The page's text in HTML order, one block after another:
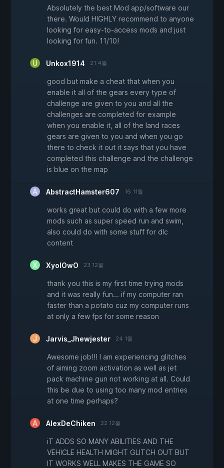
Absolutely the best Mod app/software our
there. Would HIGHLY recommend to anyone
looking for easy-to-access mods and just
looking for fun. 11/10!
Unkox1914 21 4월
good but make a cheat that when you
enable it all of the gears every type of
challenge are given to you and all the
challenges are completed for example
when you enable it, all of the land races
gears are given to you and when you go
there to check it out it says that you have
completed this challenge and the challenge
is blue on the map
AbstractHamster607 16 11월
works great but could do with a few more
mods such as super speed run and swim,
also could do with some stuff for dlc
content
XyolOwO 23 12월
thank you this is my first time trying mods
and it was really fun... if my computer ran
faster than a potato cuz my computer runs
at only a few fps for some reason
Jarvis_Jhewjester 24 1월
Awesome job!!! I am experiencing glitches
of aiming zoom activation as well as jet
pack machine gun not working at all. Could
this be due to using too many mod entries
at one time perhaps?
AlexDeChiken 22 12월
iT ADDS SO MANY ABILITIES AND THE
VEHICLE HEALTH MIGHT GLITCH OUT BUT
IT WORKS WELL MAKES THE GAME SO